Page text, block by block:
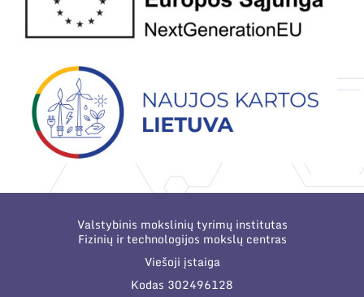
Valstybinis mokslinių tyrimų institutas
Fizinių ir technologijos mokslų centras
Viešoji įstaiga
Kodas 302496128